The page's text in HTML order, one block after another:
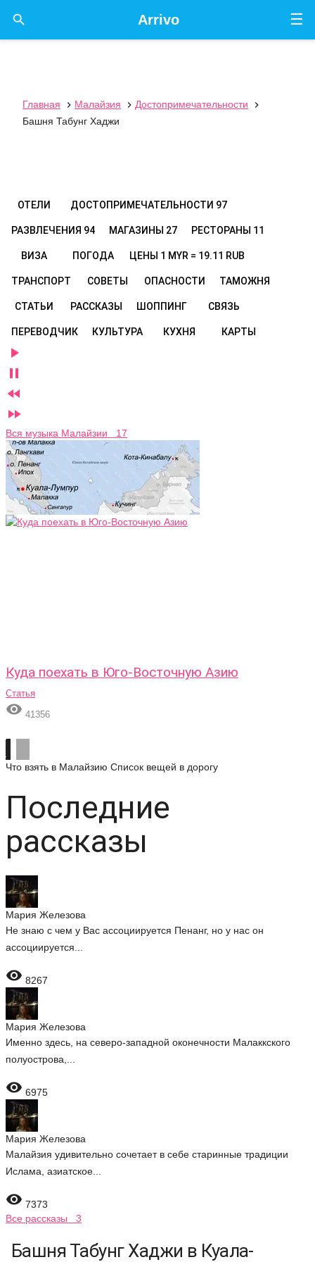
☰
Arrivo

Главная  Малайзия  Достопримечательности

Башня Табунг Хаджи
ОТЕЛИ ДОСТОПРИМЕЧАТЕЛЬНОСТИ 97
РАЗВЛЕЧЕНИЯ 94 МАГАЗИНЫ 27 РЕСТОРАНЫ 11
ВИЗА ПОГОДА ЦЕНЫ 1 MYR = 19.11 RUB
ТРАНСПОРТ СОВЕТЫ ОПАСНОСТИ ТАМОЖНЯ
СТАТЬИ РАССКАЗЫ ШОППИНГ СВЯЗЬ
ПЕРЕВОДЧИК КУЛЬТУРА КУХНЯ КАРТЫ




Вся музыка Малайзии 17
Куда поехать в Юго-Восточную Азию
Статья
 41356
Что взять в Малайзию Список вещей в дорогу
Последние
рассказы
Мария Железова
Не знаю с чем у Вас ассоциируется Пенанг, но у нас он
ассоциируется...
 8267
Мария Железова
Именно здесь, на северо-западной оконечности Малаккского
полуострова,...
 6975
Мария Железова
Малайзия удивительно сочетает в себе старинные традиции
Ислама, азиатское...
 7373
Все рассказы 3
Башня Табунг Хаджи в Куала-